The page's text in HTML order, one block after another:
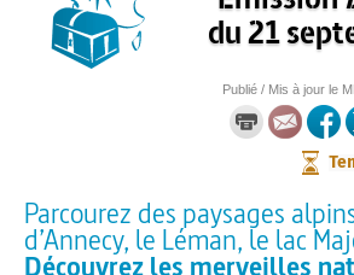
du 21
Publié / Mis à jour le
Parcourez des paysages
d’Annecy, le Léman, le lac
Découvrez les merveilles